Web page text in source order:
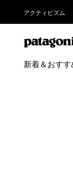
アクティビズム
新着＆おすす